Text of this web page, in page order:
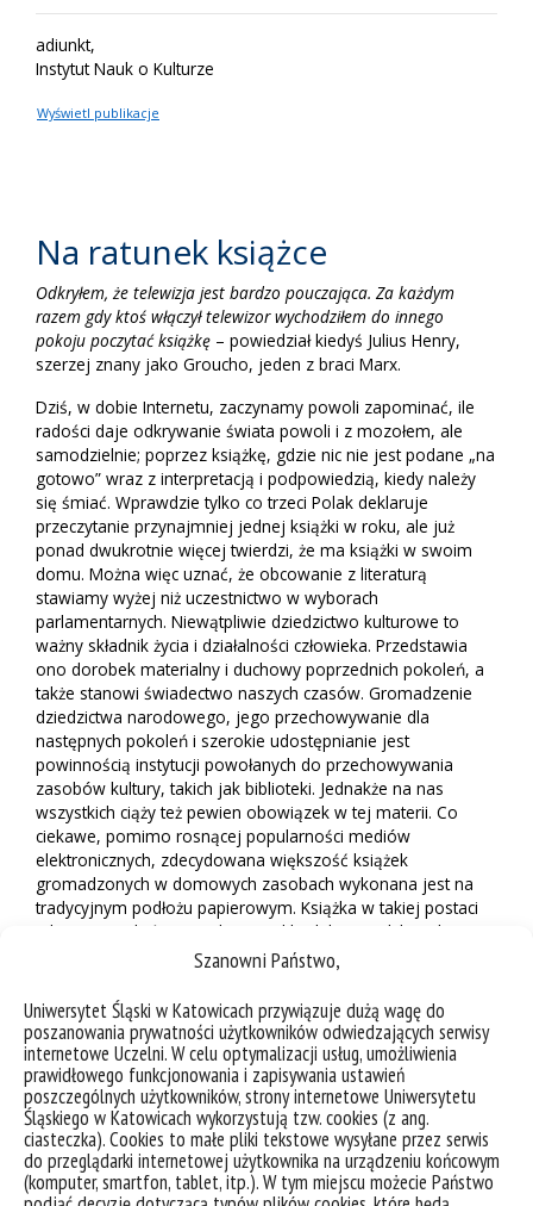
Szanowni Państwo,
Uniwersytet Śląski w Katowicach przywiązuje dużą wagę do
poszanowania prywatności użytkowników odwiedzających serwisy
internetowe Uczelni. W celu optymalizacji usług, umożliwienia
prawidłowego funkcjonowania i zapisywania ustawień
poszczególnych użytkowników, strony internetowe Uniwersytetu
Śląskiego w Katowicach wykorzystują tzw. cookies (z ang.
ciasteczka). Cookies to małe pliki tekstowe wysyłane przez serwis
do przeglądarki internetowej użytkownika na urządzeniu końcowym
(komputer, smartfon, tablet, itp.). W tym miejscu możecie Państwo
adiunkt,
Instytut Nauk o Kulturze
Wyświetl publikacje
Na ratunek książce
Odkryłem, że telewizja jest bardzo pouczająca. Za każdym
razem gdy ktoś włączył telewizor wychodziłem do innego
pokoju poczytać książkę – powiedział kiedyś Julius Henry,
szerzej znany jako Groucho, jeden z braci Marx.
Dziś, w dobie Internetu, zaczynamy powoli zapominać, ile
radości daje odkrywanie świata powoli i z mozołem, ale
samodzielnie; poprzez książkę, gdzie nic nie jest podane „na
gotowo” wraz z interpretacją i podpowiedzią, kiedy należy
się śmiać. Wprawdzie tylko co trzeci Polak deklaruje
przeczytanie przynajmniej jednej książki w roku, ale już
ponad dwukrotnie więcej twierdzi, że ma książki w swoim
domu. Można więc uznać, że obcowanie z literaturą
stawiamy wyżej niż uczestnictwo w wyborach
parlamentarnych. Niewątpliwie dziedzictwo kulturowe to
ważny składnik życia i działalności człowieka. Przedstawia
ono dorobek materialny i duchowy poprzednich pokoleń, a
także stanowi świadectwo naszych czasów. Gromadzenie
dziedzictwa narodowego, jego przechowywanie dla
następnych pokoleń i szerokie udostępnianie jest
powinnością instytucji powołanych do przechowywania
zasobów kultury, takich jak biblioteki. Jednakże na nas
wszystkich ciąży też pewien obowiązek w tej materii. Co
ciekawe, pomimo rosnącej popularności mediów
elektronicznych, zdecydowana większość książek
gromadzonych w domowych zasobach wykonana jest na
tradycyjnym podłożu papierowym. Książka w takiej postaci
jaką znamy dziś, wywodzi się od kodeksu, czyli kartek
połączonych grzbietem, które wraz z upowszechnieniem
zwój. W piśmiennictwie polskim za stare druki uważa się
publikacje wydane do roku 1800 włącznie, przy czym
publikacje wydane od chwili wynalezienia druku do roku
1501 określa się mianem inkunabułów. Tymczasem
najstarsze książki, zwoje i inne materiały piśmiennicze jakie
znamy tworzone były znacznie wcześniej. Na przykład
Diamentowa Sutra,czyli buddyjska księga religijna, powstała
w 868 roku jako pięciometrowy zwójpowielany z
drewnianych matryc. Ponad dwa tysiące lat liczyły sobie